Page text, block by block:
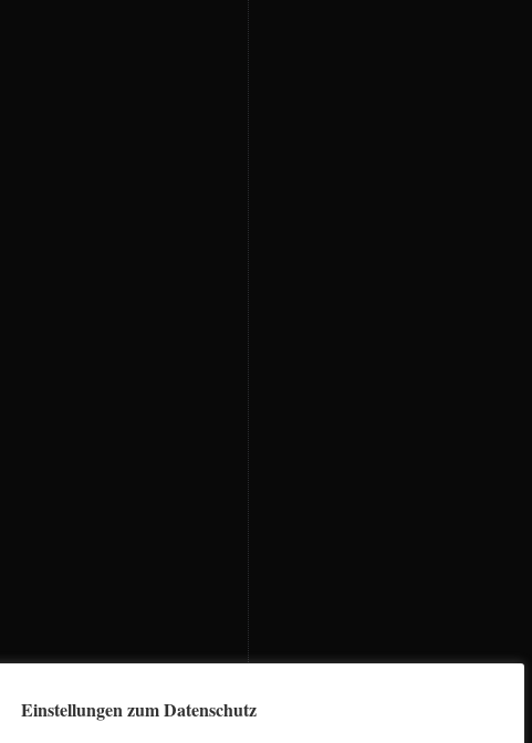
Einstellungen zum Datenschutz